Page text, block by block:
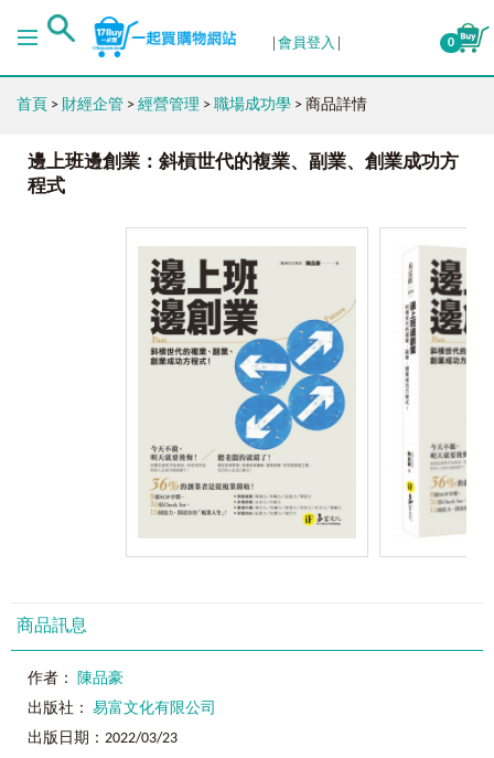
會員登入 0
首頁 > 財經企管 > 經營管理 > 職場成功學 > 商品詳情
邊上班邊創業：斜槓世代的複業、副業、創業成功方
程式
商品訊息
作者：
陳品豪
出版社： 易富文化有限公司
出版日期：2022/03/23